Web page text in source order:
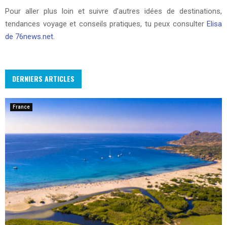
Pour aller plus loin et suivre d’autres idées de destinations,
tendances voyage et conseils pratiques, tu peux consulter Elisa
de 76news.net.
DERNIERS ARTICLES
France